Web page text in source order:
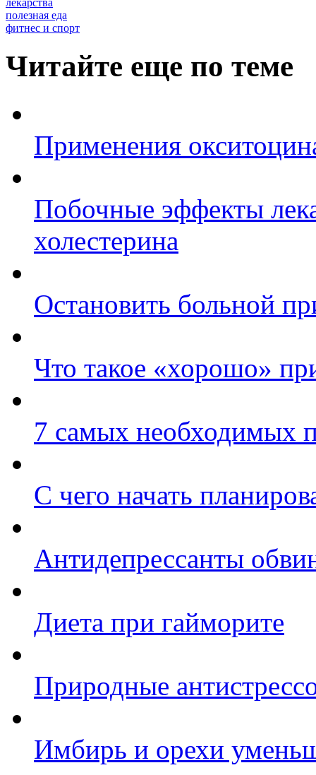
полезная еда
фитнес и спорт
Читайте еще по теме
Применения
Побочные эффекты
холестерина
Остановить больной
Что такое «хорошо»
7 самых необходимых
С чего начать
Антидепрессанты
Диета при гайморите
Природные
Имбирь и орехи